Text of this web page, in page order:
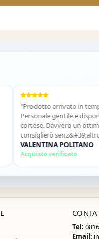
arrivato in tempi
gentile e disponibile e
Davvero un ottimo
senz&#39;altro e
POLITANO
verificato
Tel:
Email: